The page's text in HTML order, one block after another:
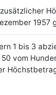
1957
1 bis 3
vom